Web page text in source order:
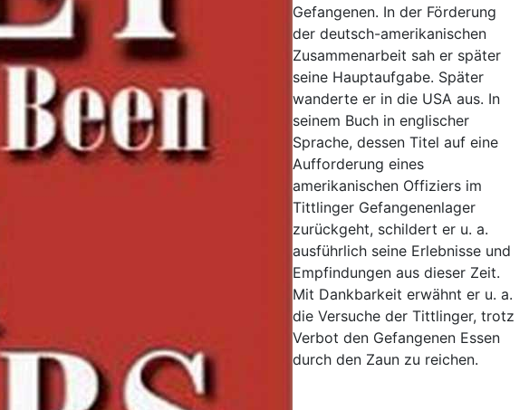
Gefangenen. In der Förderung
der deutsch-amerikanischen
Zusammenarbeit sah er später
seine Hauptaufgabe. Später
wanderte er in die USA aus. In
seinem Buch in englischer
Sprache, dessen Titel auf eine
Aufforderung eines
amerikanischen Offiziers im
Tittlinger Gefangenenlager
zurückgeht, schildert er u. a.
ausführlich seine Erlebnisse und
Empfindungen aus dieser Zeit.
Mit Dankbarkeit erwähnt er u. a.
die Versuche der Tittlinger, trotz
Verbot den Gefangenen Essen
durch den Zaun zu reichen.